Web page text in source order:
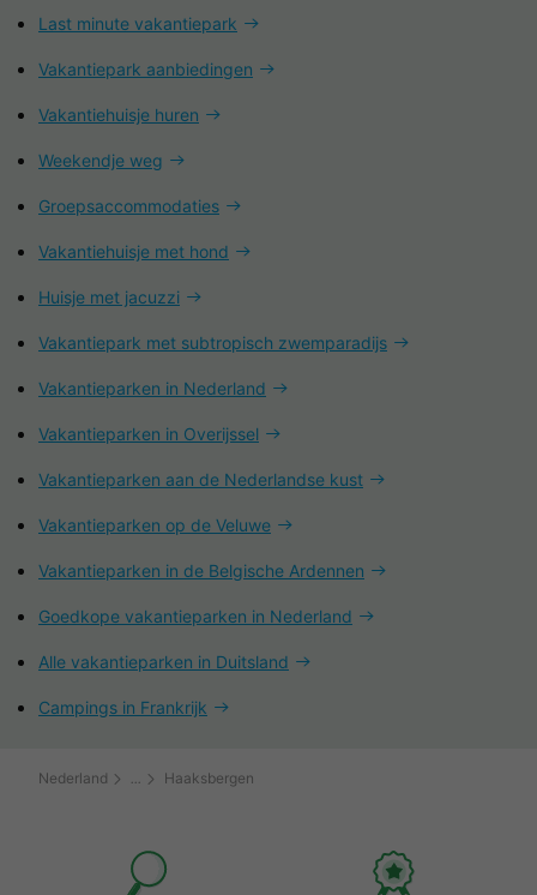
Last minute vakantiepark
Vakantiepark aanbiedingen
Vakantiehuisje huren
Weekendje weg
Groepsaccommodaties
Vakantiehuisje met hond
Huisje met jacuzzi
Vakantiepark met subtropisch zwemparadijs
Vakantieparken in Nederland
Vakantieparken in Overijssel
Vakantieparken aan de Nederlandse kust
Vakantieparken op de Veluwe
Vakantieparken in de Belgische Ardennen
Goedkope vakantieparken in Nederland
Alle vakantieparken in Duitsland
Campings in Frankrijk
Nederland Haaksbergen